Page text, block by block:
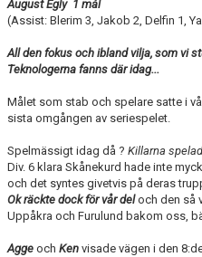
August Egly 1 mål
(Assist: Blerim 3, Jakob 2, Delfin 1,
All den fokus och ibland vilja, som vi
Teknologerna fanns där idag...
Målet som stab och spelare satte i
sista omgången av seriespelet.
Spelmässigt idag då ? Killarna
Div. 6 klara Skånekurd hade inte
och det syntes givetvis på deras
Ok räckte dock för vår deloch den så
Uppåkra och Furulund bakom oss,
Agge och Ken visade vägen i den